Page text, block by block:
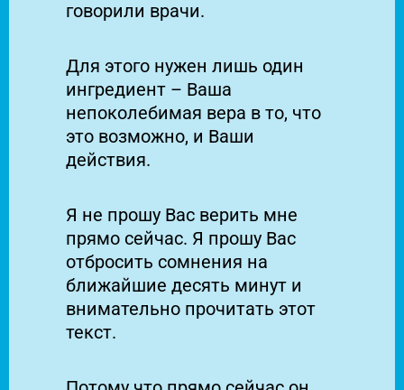
говорили врачи.
Для этого нужен лишь один
ингредиент – Ваша
непоколебимая вера в то, что
это возможно, и Ваши
действия.
Я не прошу Вас верить мне
прямо сейчас. Я прошу Вас
отбросить сомнения на
ближайшие десять минут и
внимательно прочитать этот
текст.